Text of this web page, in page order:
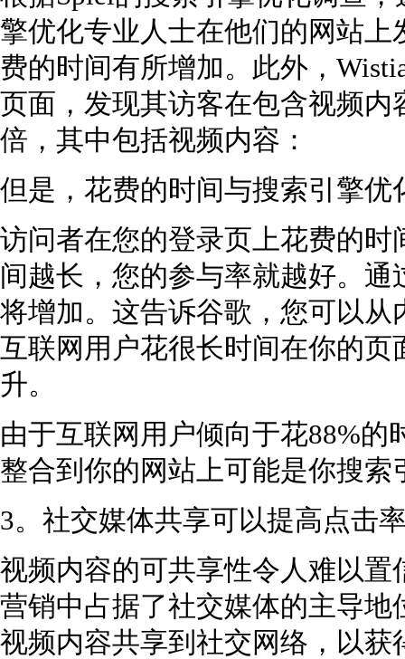
擎优化专业人士在他们的网站
费的时间有所增加。此外，
页面，发现其访客在包含视频
倍，其中包括视频内容：
但是，花费的时间与搜索引擎优
访问者在您的登录页上花费的
间越长，您的参与率就越好。
将增加。这告诉谷歌，您可以
互联网用户花很长时间在你的
升。
由于互联网用户倾向于花88%
整合到你的网站上可能是你搜索
3。社交媒体共享可以提高点击
视频内容的可共享性令人难以
营销中占据了社交媒体的主导
视频内容共享到社交网络，以